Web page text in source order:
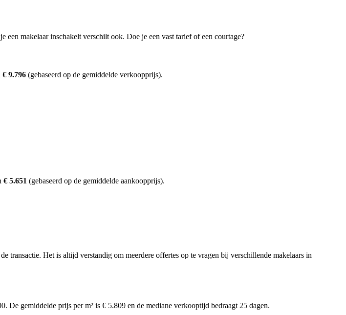
makelaar inschakelt verschilt ook. Doe je een vast tarief of een courtage?
€ 9.796 (gebaseerd op de gemiddelde verkoopprijs).
€ 5.651 (gebaseerd op de gemiddelde aankoopprijs).
Het is altijd verstandig om meerdere offertes op te vragen bij verschillende makelaars in
gemiddelde prijs per m² is € 5.809 en de mediane verkooptijd bedraagt 25 dagen.